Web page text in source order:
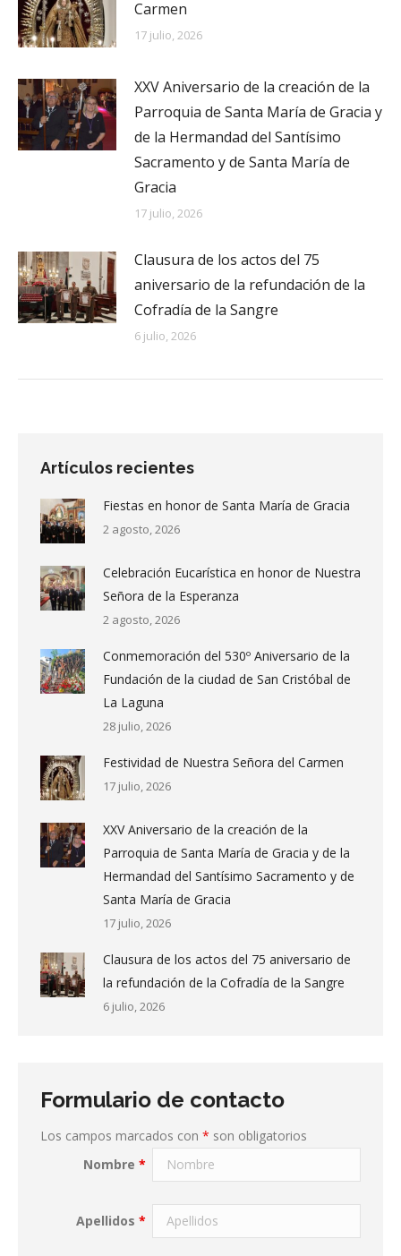
Carmen
17 julio, 2026
XXV Aniversario de la creación de la
Parroquia de Santa María de Gracia y
de la Hermandad del Santísimo
Sacramento y de Santa María de
Gracia
17 julio, 2026
Clausura de los actos del 75
aniversario de la refundación de la
Cofradía de la Sangre
6 julio, 2026
Artículos recientes
Fiestas en honor de Santa María de Gracia
2 agosto, 2026
Celebración Eucarística en honor de Nuestra
Señora de la Esperanza
2 agosto, 2026
Conmemoración del 530º Aniversario de la
Fundación de la ciudad de San Cristóbal de
La Laguna
28 julio, 2026
Festividad de Nuestra Señora del Carmen
17 julio, 2026
XXV Aniversario de la creación de la
Parroquia de Santa María de Gracia y de la
Hermandad del Santísimo Sacramento y de
Santa María de Gracia
17 julio, 2026
Clausura de los actos del 75 aniversario de
la refundación de la Cofradía de la Sangre
6 julio, 2026
Formulario de contacto
Los campos marcados con * son obligatorios
Nombre*
Apellidos*